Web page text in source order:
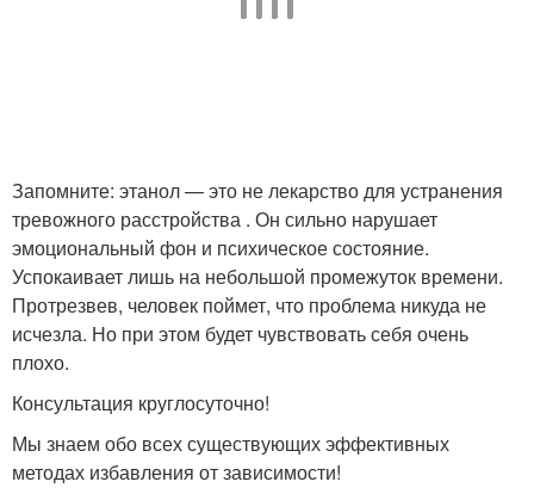
Запомните: этанол — это не лекарство для устранения
тревожного расстройства . Он сильно нарушает
эмоциональный фон и психическое состояние.
Успокаивает лишь на небольшой промежуток времени.
Протрезвев, человек поймет, что проблема никуда не
исчезла. Но при этом будет чувствовать себя очень
плохо.
Консультация круглосуточно!
Мы знаем обо всех существующих эффективных
методах избавления от зависимости!